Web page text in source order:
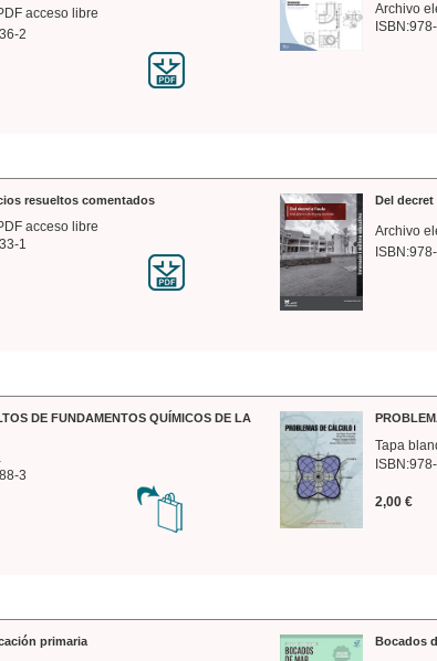
acceso libre
2
Archivo
resueltos comentados
acceso libre
1
Del
Archivo
DE FUNDAMENTOS QUÍMICOS DE LA
3
Tapa
2,00 €
primaria Bocados